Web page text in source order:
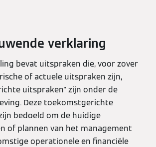
verklaring
bevat uitspraken die, voor zover
of actuele uitspraken zijn,
uitspraken" zijn onder de
Deze toekomstgerichte
bedoeld om de huidige
of plannen van het management
operationele en financiële